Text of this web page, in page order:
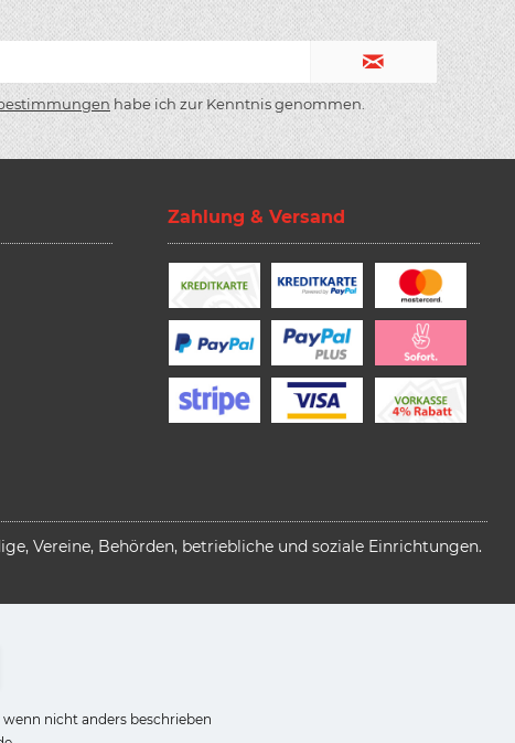
habe ich zur Kenntnis genommen.
Zahlung & Versand
Vereine, Behörden, betriebliche und soziale Einrichtungen.
nicht anders beschrieben